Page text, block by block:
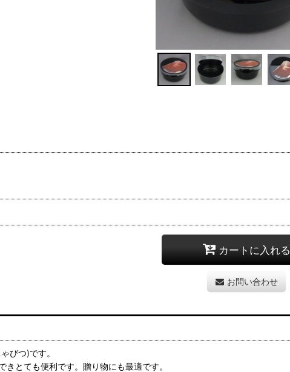
カートに入れる
お問い合わせ
びつ)です。
とても便利です。贈り物にも最適です。